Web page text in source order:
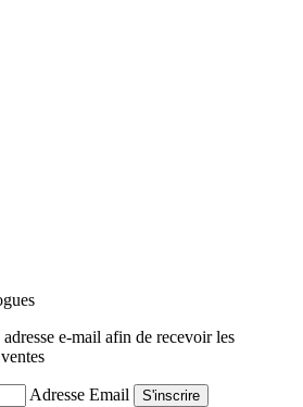
e-mail afin de recevoir les
Adresse Email S'inscrire